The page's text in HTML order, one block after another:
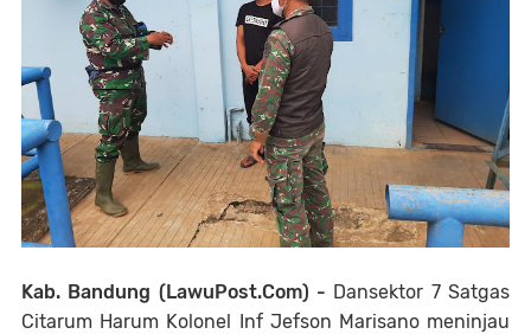
Kab. Bandung (LawuPost.Com) - Dansektor 7 Satgas
Citarum Harum Kolonel Inf Jefson Marisano meninjau